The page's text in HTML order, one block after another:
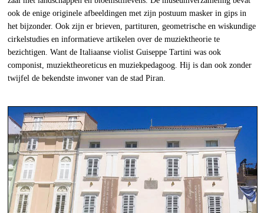
ook de enige originele afbeeldingen met zijn postuum masker in gips in
het bijzonder. Ook zijn er brieven, partituren, geometrische en wiskundige
cirkelstudies en informatieve artikelen over de muziektheorie te
bezichtigen. Want de Italiaanse violist Guiseppe Tartini was ook
componist, muziektheoreticus en muziekpedagoog. Hij is dan ook zonder
twijfel de bekendste inwoner van de stad Piran.